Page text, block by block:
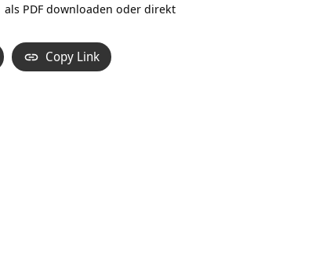
als PDF downloaden oder direkt
Copy Link